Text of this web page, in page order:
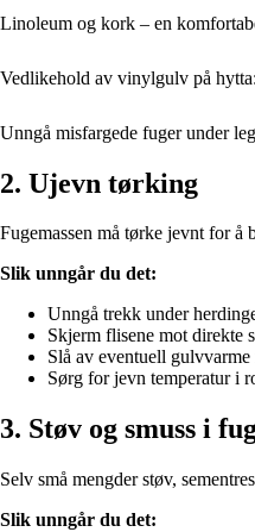
Linoleum og kork – en
Vedlikehold av vinylgulv på
Unngå misfargede fuger under
2. Ujevn tørking
Fugemassen må tørke jevnt for å
Slik unngår du det:
Unngå trekk under
Skjerm flisene mot direkte
Slå av eventuell
Sørg for jevn temperatur i
3. Støv og smuss i
Selv små mengder støv,
Slik unngår du det: